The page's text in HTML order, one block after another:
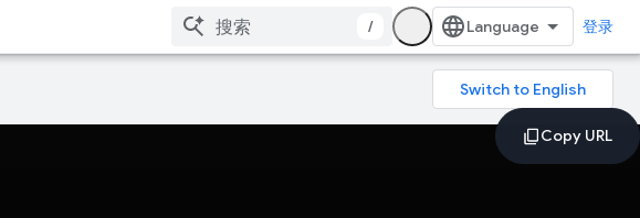
/ 登录